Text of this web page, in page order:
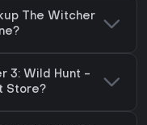
The Witcher
3: Wild Hunt -
Store?